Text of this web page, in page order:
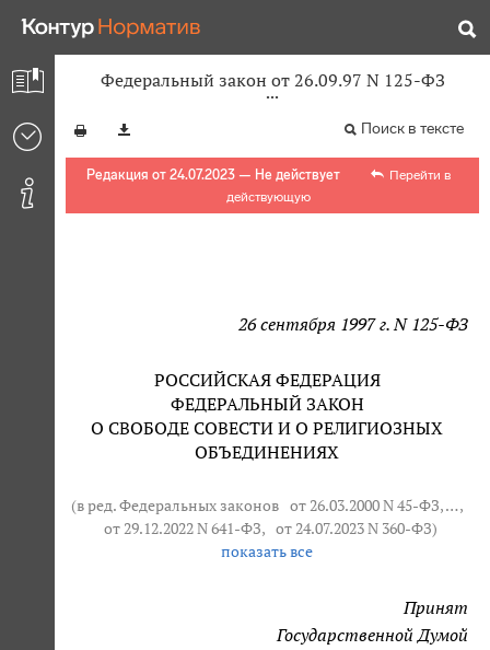
Федеральный закон от 26.09.97 N 125-ФЗ
Поиск в тексте
Редакция от 24.07.2023 — Не действует
Перейти в
действующую
26 сентября 1997 г. N 125-ФЗ
РОССИЙСКАЯ ФЕДЕРАЦИЯ
ФЕДЕРАЛЬНЫЙ ЗАКОН
О СВОБОДЕ СОВЕСТИ И О РЕЛИГИОЗНЫХ
ОБЪЕДИНЕНИЯХ
(в ред. Федеральных законов от 26.03.2000 N 45-ФЗ, … ,
от 29.12.2022 N 641-ФЗ, от 24.07.2023 N 360-ФЗ)
показать все
Принят
Государственной Думой